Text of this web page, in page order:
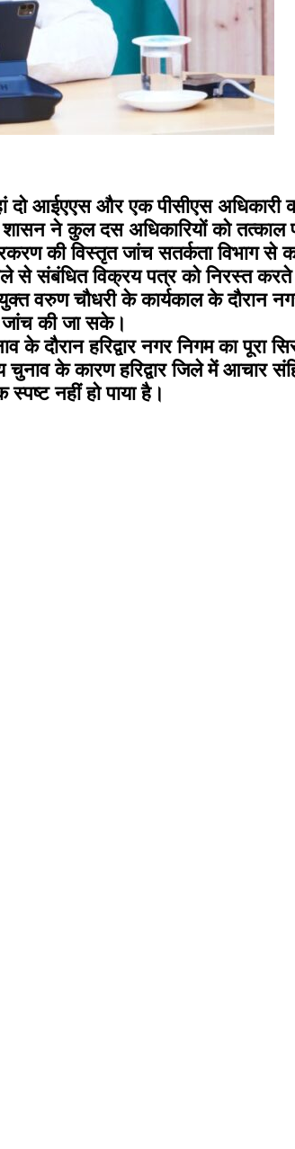
आईएएस और एक पीसीएस अधिकारी
ने कुल दस अधिकारियों को तत्काल
की विस्तृत जांच सतर्कता विभाग से
से संबंधित विक्रय पत्र को निरस्त करते
चौधरी के कार्यकाल के दौरान नगर
जांच की जा सके।
दौरान हरिद्वार नगर निगम का पूरा
के कारण हरिद्वार जिले में आचार
नहीं हो पाया है।